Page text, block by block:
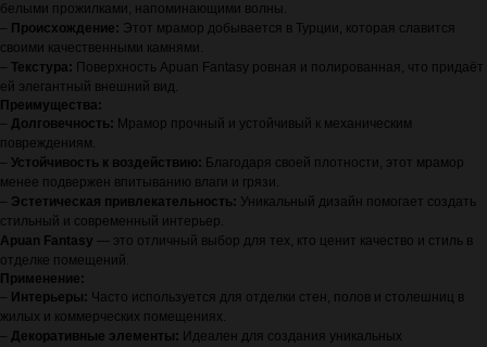
белыми прожилками, напоминающими волны.
– Происхождение: Этот мрамор добывается в Турции, которая славится
своими качественными камнями.
– Текстура: Поверхность Apuan Fantasy ровная и полированная, что придаёт
ей элегантный внешний вид.
Преимущества:
– Долговечность: Мрамор прочный и устойчивый к механическим
повреждениям.
– Устойчивость к воздействию: Благодаря своей плотности, этот мрамор
менее подвержен впитыванию влаги и грязи.
– Эстетическая привлекательность: Уникальный дизайн помогает создать
стильный и современный интерьер.
Apuan Fantasy — это отличный выбор для тех, кто ценит качество и стиль в
отделке помещений.
Применение:
– Интерьеры: Часто используется для отделки стен, полов и столешниц в
жилых и коммерческих помещениях.
– Декоративные элементы: Идеален для создания уникальных